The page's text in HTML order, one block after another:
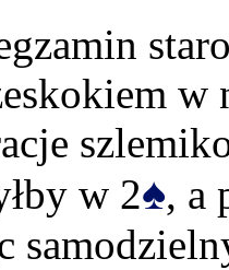
w 2♠, a